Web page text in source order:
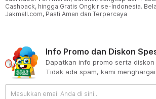
Cashback, hingga Gratis Ongkir se-Indonesia.
Jakmall.com, Pasti Aman dan Terpercaya
Info Promo dan Diskon
Dapatkan info promo serta
Tidak ada spam, kami